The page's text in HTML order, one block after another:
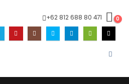
+62 812 688 80 471 0